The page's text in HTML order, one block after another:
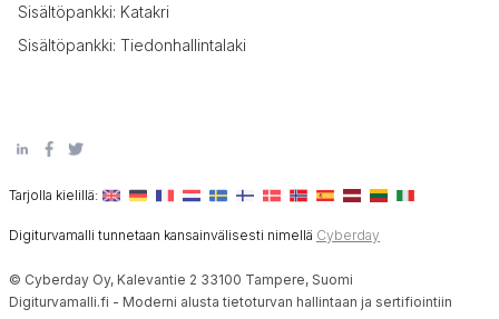
Sisältöpankki: Katakri
Sisältöpankki: Tiedonhallintalaki
Tarjolla kielillä:
Digiturvamalli tunnetaan kansainvälisesti nimellä Cyberday
© Cyberday Oy, Kalevantie 2 33100 Tampere, Suomi
Digiturvamalli.fi - Moderni alusta tietoturvan hallintaan ja sertifiointiin